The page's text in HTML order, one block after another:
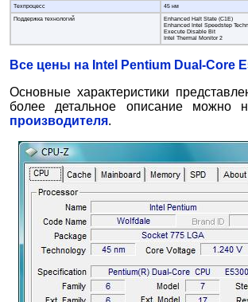
Техпроцесс
45 нм
Поддержка технологий
Enhanced Halt State (C1E)
Enhanced Intel Speedstep
Execute Disable Bit
Intel Thermal Monitor 2
Все цены на Intel Pentium Dual-Core
Основные характеристики
более детальное описание можно
производителя.